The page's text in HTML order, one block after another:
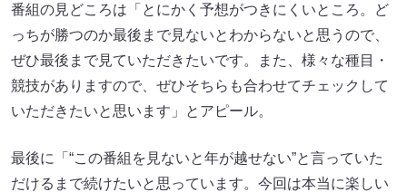
番組の見どころは「とにかく予想がつきにくいところ。ど
っちが勝つのか最後まで見ないとわからないと思うので、
ぜひ最後まで見ていただきたいです。また、様々な種目・
競技がありますので、ぜひそちらも合わせてチェックして
いただきたいと思います」とアピール。
最後に「“この番組を見ないと年が越せない”と言っていた
だけるまで続けたいと思っています。今回は本当に楽しい